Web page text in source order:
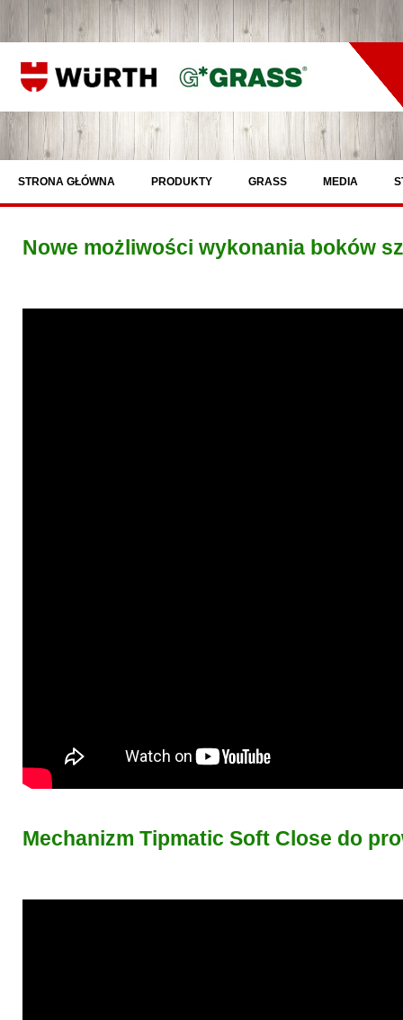
STRONA GŁÓWNA PRODUKTY GRASS MEDIA
Nowe możliwości wykonania boków
Mechanizm Tipmatic Soft Close do